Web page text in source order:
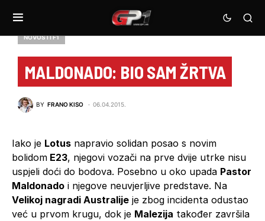
NOVOSTI F1
MALDONADO: BIO SAM ŽRTVA
BY FRANO KISO 06.04.2015.
Iako je Lotus napravio solidan posao s novim
bolidom E23, njegovi vozači na prve dvije utrke nisu
uspjeli doći do bodova. Posebno u oko upada Pastor
Maldonado i njegove neuvjerljive predstave. Na
Velikoj nagradi Australije je zbog incidenta odustao
već u prvom krugu, dok je Malezija također završila